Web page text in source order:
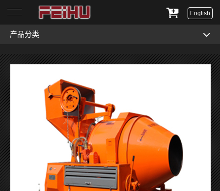
English
产品分类
首页
关于我们
产品展示
服务与支持